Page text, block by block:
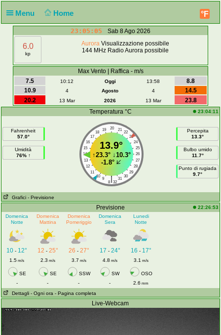
Menu Home °F
23:05:05 Sab 8 Ago 2026
6.0
kp
AuroraVisualizzazione possibile
144 MHz Radio Aurora possibile
Max Vento | Raffica - m/s
7.5
10:12 Oggi 13:58
8.8
10.9
4 Agosto 4
14.5
20.2
13 Mar 2026 13 Mar
23.8
Temperatura °C
23:04:11
Fahrenheit
57.0°
Umidità
76% ↑
20
19 21
18
22
17
23
16
24
15
25
14
26
13
27
12
28
11
29
10
30
9 31
|
8 32
13.9°
↑23.3°↓10.3°
-1.8°
Percepita
13.3°
Bulbo umido
11.7°
Punto di rugiada
9.7°
Grafici - Previsione
Previsione
22:26:53
Domenica
Notte
Domenica
Mattina
Domenica
Pomeriggio
Domenica
Sera
Lunedi
Notte
10 - 12° 12 - 25° 26 - 27° 17 - 24° 16 - 17°
1.5 m/s 2.3 m/s 3.7 m/s 4.8 m/s 3.1 m/s
SE SE SSW SW
OSO
-
- - - 2.6 mm
Dettagli - Ogni ora - Pagina completa
Live-Webcam